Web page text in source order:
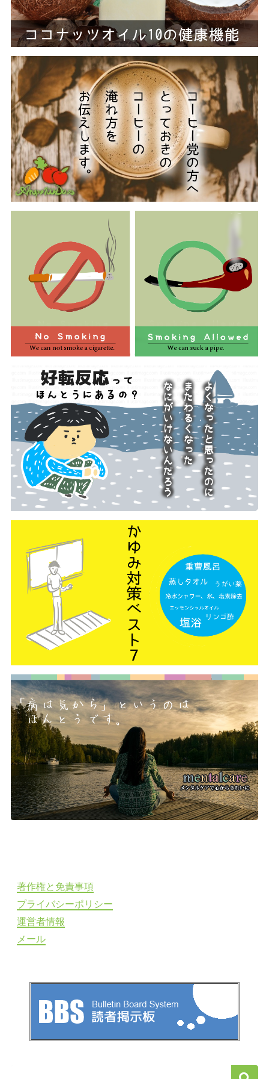
著作権と免責事項
プライバシーポリシー
運営者情報
メール